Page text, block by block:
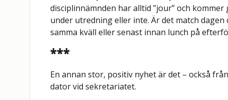
disciplinnämnden har alltid ”jour” och
under utredning eller inte. Är det match
samma kväll eller senast innan lunch på
***
En annan stor, positiv nyhet är det – också
dator vid sekretariatet.